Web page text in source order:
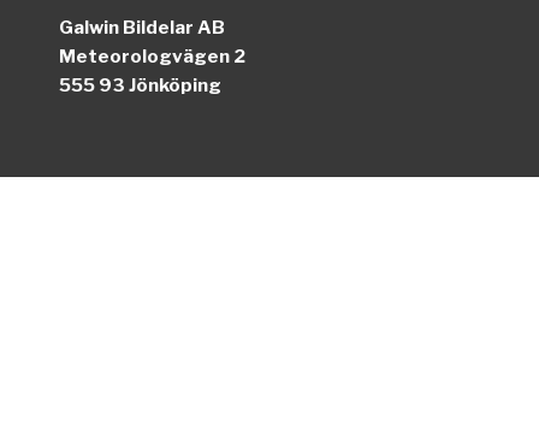
Galwin Bildelar AB
Meteorologvägen 2
555 93 Jönköping